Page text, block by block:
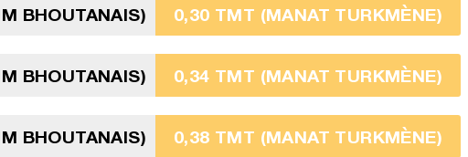
BHOUTANAIS) 0,30 TMT (MANAT TURKMÈNE)
BHOUTANAIS) 0,34 TMT (MANAT TURKMÈNE)
BHOUTANAIS) 0,38 TMT (MANAT TURKMÈNE)